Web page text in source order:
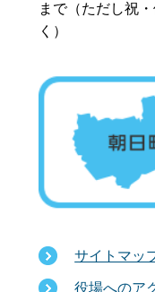
まで（ただし祝
く）
サイトマッ
役場へのア